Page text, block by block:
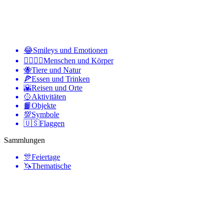
😂Smileys und Emotionen
👩‍❤️‍💋‍👨Menschen und Körper
🐝Tiere und Natur
🍕Essen und Trinken
🌇Reisen und Orte
🥎Aktivitäten
📙Objekte
💯Symbole
🇺🇸Flaggen
Sammlungen
🎊Feiertage
🦄Thematische